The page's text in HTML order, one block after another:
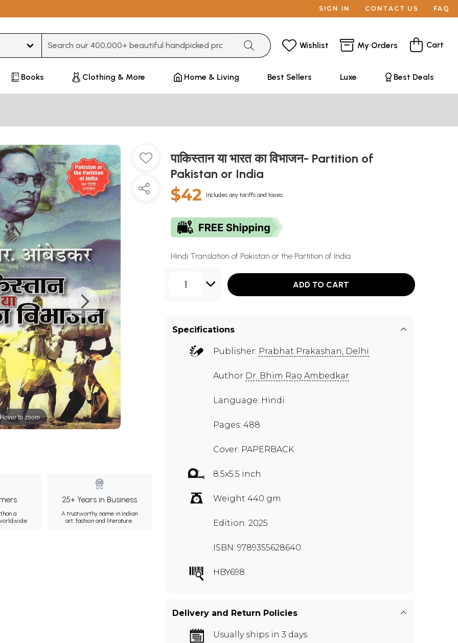
SIGN IN CONTACT US FAQ
Wishlist My Orders Cart
Books Clothing & More Home & Living Best Sellers Luxe Best Deals
Hover to zoom
a
25+ Years in Business
A trustworthy name in Indian
art, fashion and literature.
पाकिस्तान या भारत का विभाजन- Partition of
Pakistan or India
$42 Includes any tariffs and taxes
Hindi Translation of Pakistan or the Partition of India
1 ADD TO CART
Specifications
Publisher: Prabhat Prakashan, Delhi
Author Dr. Bhim Rao Ambedkar
Language: Hindi
Pages: 488
Cover: PAPERBACK
8.5x5.5 inch
Weight 440 gm
Edition: 2025
ISBN: 9789355628640
HBY698
Delivery and Return Policies
Usually ships in 3 days